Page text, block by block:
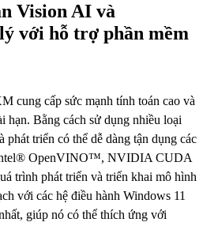
Vision AI và
với hỗ trợ phần mềm
cung cấp sức mạnh tính toán cao và
hạn. Bằng cách sử dụng nhiều loại
phát triển có thể dễ dàng tận dụng các
Intel® OpenVINO™, NVIDIA CUDA
trình phát triển và triển khai mô hình
với các hệ điều hành Windows 11
giúp nó có thể thích ứng với